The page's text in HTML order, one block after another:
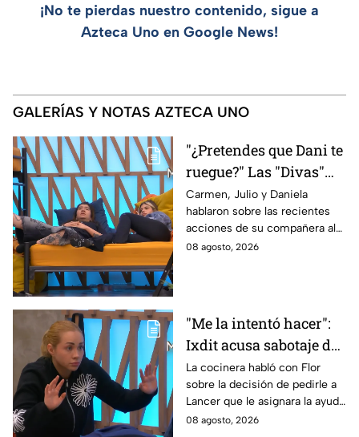
¡No te pierdas nuestro contenido, sigue a
Azteca Uno en Google News!
GALERÍAS Y NOTAS AZTECA UNO
"¿Pretendes que Dani te
ruegue?" Las "Divas"
lamentan el
comportamiento de
Michelle en MasterChef
24/7
Carmen, Julio y Daniela
hablaron sobre las recientes
acciones de su compañera al
interior del Mundo MasterChef
08 agosto, 2026
"Me la intentó hacer":
Ixdit acusa sabotaje de
Ramahá en la pasada
gala de salvación de
MasterChef 24/7
La cocinera habló con Flor
sobre la decisión de pedirle a
Lancer que le asignara la ayuda
de Ramahá y no la de Daniela
08 agosto, 2026